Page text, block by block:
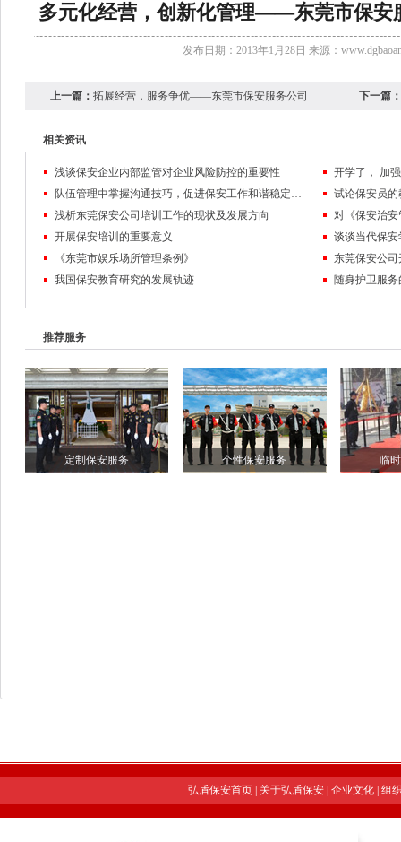
多元化经营，创新化管理——东莞市保安
发布日期：2013年1月28日 来源：
上一篇： 拓展经营，服务争优——东莞市保安服务公司 下一篇：
相关资讯
浅谈保安企业内部监管对企业风险防控的重要性
队伍管理中掌握沟通技巧，促进保安工作和谐稳定发展
试论保安员
浅析东莞保安公司培训工作的现状及发展方向
对《保安治
开展保安培训的重要意义
谈谈当代保
《东莞市娱乐场所管理条例》
东莞保安公
我国保安教育研究的发展轨迹
随身护卫服
推荐服务
定制保安服务 个性保安服务 临
弘盾保安首页| 关于弘盾保安| 企业文化| 组